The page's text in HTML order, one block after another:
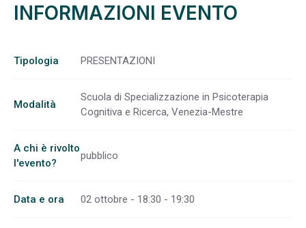
INFORMAZIONI EVENTO
Tipologia PRESENTAZIONI
Modalità
Scuola di Specializzazione in Psicoterapia
Cognitiva e Ricerca, Venezia-Mestre
A chi è rivolto
l'evento?
pubblico
Data e ora 02 ottobre - 18:30 - 19:30